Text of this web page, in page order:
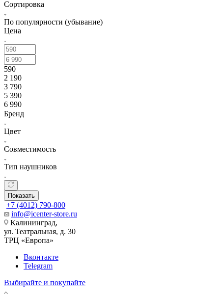
Сортировка
По популярности (убывание)
Цена
590
2 190
3 790
5 390
6 990
Бренд
Цвет
Совместимость
Тип наушников
Показать
+7 (4012) 790-800
info@icenter-store.ru
Калининград,
ул. Театральная, д. 30
ТРЦ «Европа»
Вконтакте
Telegram
Выбирайте и покупайте